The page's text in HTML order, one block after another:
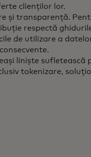
clienților lor.
și transparență.
respectă
de utilizare a
liniște sufletească
tokenizare,